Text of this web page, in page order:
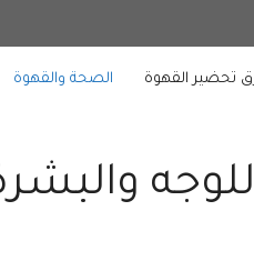
تحضير القهوة الصحة والقهوة